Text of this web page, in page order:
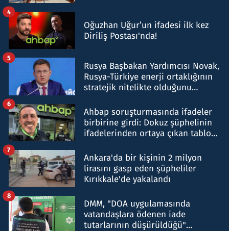
Oğuzhan Uğur’un ifadesi ilk kez
Diriliş Postası'nda!
4
Rusya Başbakan Yardımcısı Novak,
Rusya-Türkiye enerji ortaklığının
stratejik nitelikte olduğunu
5
Ahbap soruşturmasında ifadeler
birbirine girdi: Dokuz şüphelinin
ifadelerinden ortaya çıkan tablo
6
Ankara'da bir kişinin 2 milyon
lirasını gasp eden şüpheliler
Kırıkkale'de yakalandı
7
DMM, "DOA uygulamasında
vatandaşlara ödenen iade
tutarlarının düşürüldüğü"
8